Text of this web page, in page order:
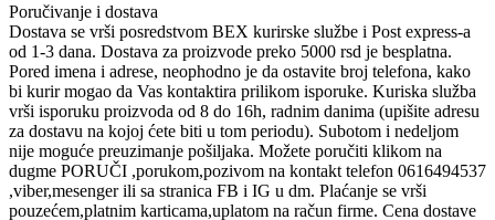
Poručivanje i dostava
Dostava se vrši posredstvom BEX kurirske službe i Post express-a
od 1-3 dana. Dostava za proizvode preko 5000 rsd je besplatna.
Pored imena i adrese, neophodno je da ostavite broj telefona, kako
bi kurir mogao da Vas kontaktira prilikom isporuke. Kuriska služba
vrši isporuku proizvoda od 8 do 16h, radnim danima (upišite adresu
za dostavu na kojoj ćete biti u tom periodu). Subotom i nedeljom
nije moguće preuzimanje pošiljaka. Možete poručiti klikom na
dugme PORUČI ,porukom,pozivom na kontakt telefon 0616494537
,viber,mesenger ili sa stranica FB i IG u dm. Plaćanje se vrši
pouzećem,platnim karticama,uplatom na račun firme. Cena dostave